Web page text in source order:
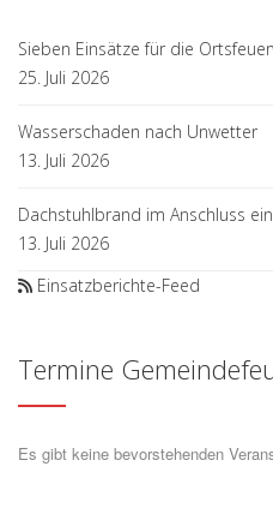
Sieben Einsätze für die
25. Juli 2026
Wasserschaden nach Unwetter
13. Juli 2026
Dachstuhlbrand im Anschluss
13. Juli 2026
Einsatzberichte-Feed
Termine
Es gibt keine bevorstehenden